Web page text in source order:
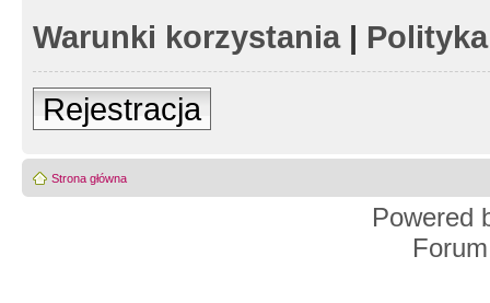
Warunki korzystania|
Rejestracja
Strona główna
Powered